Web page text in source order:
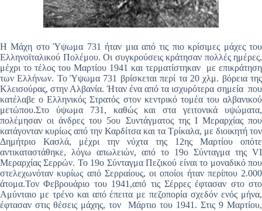
Η Μάχη στο Ύψωμα 731 ήταν μια από τις πιο κρίσιμες μάχες του
Ελληνοϊταλικού Πολέμου. Οι συγκρούσεις κράτησαν πολλές ημέρες,
μέχρι το τέλος του Μαρτίου 1941 και τερματίστηκαν με επικράτηση
των Ελλήνων. Το Ύψωμα 731 βρίσκεται περί τα 20 χλμ. βόρεια της
Κλεισούρας, στην Αλβανία. Ήταν ένα από τα ισχυρότερα σημεία που
κατέλαβε ο Ελληνικός Στρατός στον κεντρικό τομέα του αλβανικού
μετώπου.Στο ύψωμα 731, καθώς και στα γειτονικά υψώματα,
πολέμησαν οι άνδρες του 5ου Συντάγματος της I Μεραρχίας που
κατάγονταν κυρίως από την Καρδίτσα και τα Τρίκαλα, με διοικητή τον
Δημήτριο Κασλά, μέχρι την νύχτα της 12ης Μαρτίου οπότε
αντικαταστάθηκε, λόγω απωλειών, από το 19ο Σύνταγμα της VI
Μεραρχίας Σερρών. Το 19ο Σύνταγμα Πεζικού είναι το μοναδικό που
στελεχωνόταν κυρίως από Σερραίους, οι οποίοι ήταν περίπου 2.000
άτομα.Τον Φεβρουάριο του 1941,από τις Σέρρες έφτασαν στο στο
Αμύνταιο με τρένο και από έπειτα με πεζοπορία σχεδόν ενός μήνα,
έφτασαν στις θέσεις μάχης, τον Μάρτιο του 1941. Στις 9 Μαρτίου,